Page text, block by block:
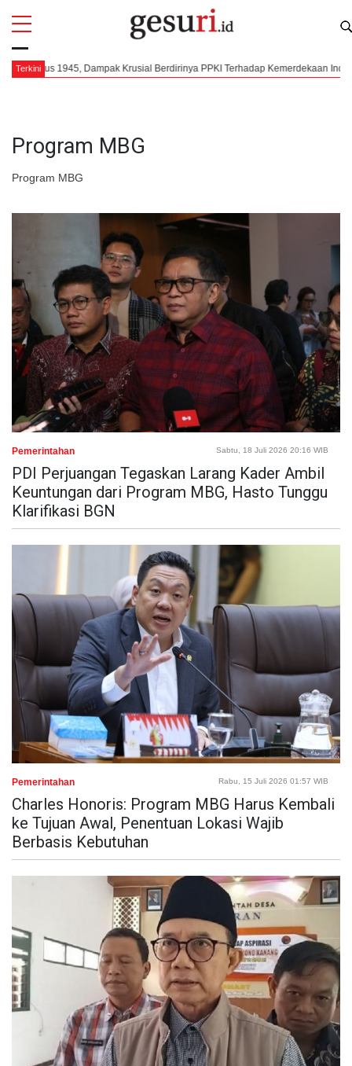
Terkini
Krusial Berdirinya PPKI Terhadap Kemerdekaan Indonesia
Program MBG
Program MBG
All
Pemerintahan Sabtu, 18 Juli 2026 20:16 WIB
PDI Perjuangan Tegaskan Larang Kader Ambil
Keuntungan dari Program MBG, Hasto Tunggu
Klarifikasi BGN
Pemerintahan Rabu, 15 Juli 2026 01:57 WIB
Charles Honoris: Program MBG Harus Kembali
ke Tujuan Awal, Penentuan Lokasi Wajib
Berbasis Kebutuhan